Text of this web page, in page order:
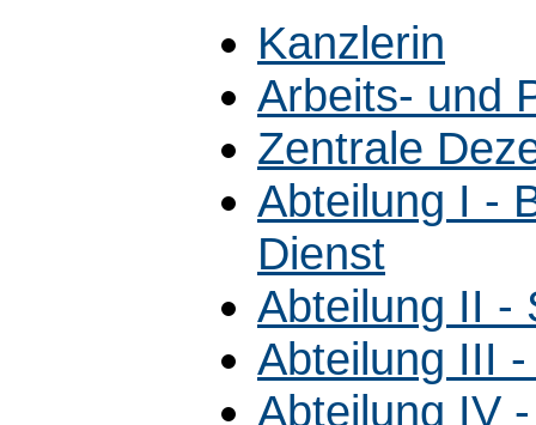
Kanzlerin
Arbeits- und
Zentrale
Abteilung I -
Dienst
Abteilung II -
Abteilung III
Abteilung IV